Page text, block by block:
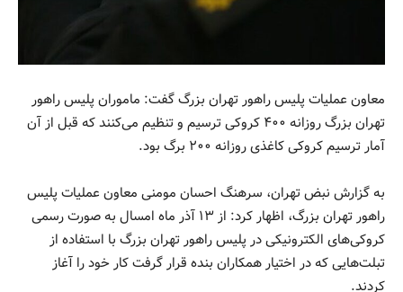
معاون عملیات پلیس راهور تهران بزرگ گفت: ماموران پلیس راهور
تهران بزرگ روزانه ۴۰۰ کروکی ترسیم و تنظیم می‌کنند که قبل از آن
آمار ترسیم کروکی کاغذی روزانه ۲۰۰ برگ بود.
به گزارش نبض تهران، سرهنگ احسان مومنی معاون عملیات پلیس
راهور تهران بزرگ، اظهار کرد: از ۱۳ آذر ماه امسال به صورت رسمی
کروکی‌های الکترونیکی در پلیس راهور تهران بزرگ با استفاده از
تبلت‌هایی که در اختیار همکاران بنده قرار گرفت کار خود را آغاز
کردند.